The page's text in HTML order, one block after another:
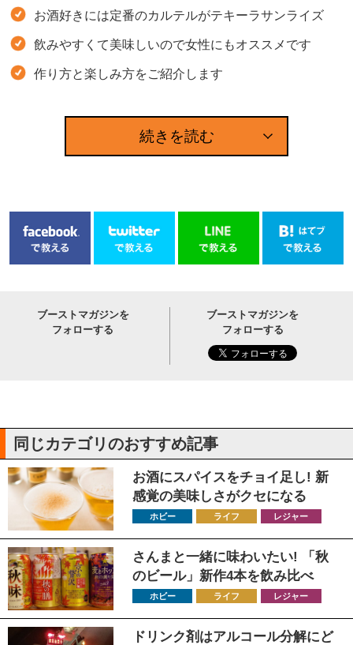
お酒好きには定番のカルテルがテキーラサンライズ
飲みやすくて美味しいので女性にもオススメです
作り方と楽しみ方をご紹介します
続きを読む
ブーストマガジンを
フォローする
ブーストマガジンを
フォローする
同じカテゴリのおすすめ記事
お酒にスパイスをチョイ足し! 新
感覚の美味しさがクセになる
ホビー ライフ レジャー
さんまと一緒に味わいたい! 「秋
のビール」新作4本を飲み比べ
ホビー ライフ レジャー
ドリンク剤はアルコール分解にど